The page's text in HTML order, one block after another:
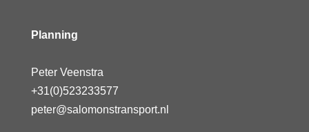
Planning
Peter Veenstra
+31(0)523233577
peter@salomonstransport.nl